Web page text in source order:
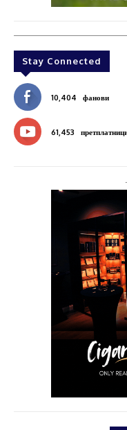
Stay Connected
10,404 фанови
61,453